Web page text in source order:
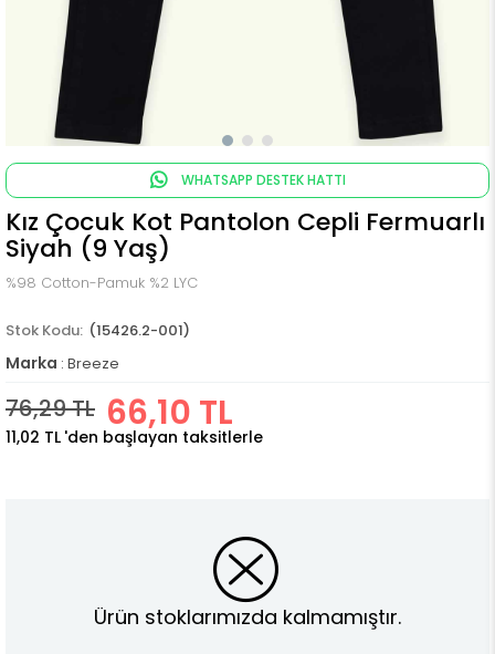
WHATSAPP DESTEK HATTI
Kız Çocuk Kot Pantolon Cepli Fermuarlı
Siyah (9 Yaş)
%98 Cotton-Pamuk %2 LYC
(15426.2-001)
Marka : Breeze
76,29 TL 66,10 TL
11,02 TL 'den başlayan taksitlerle
Ürün stoklarımızda kalmamıştır.